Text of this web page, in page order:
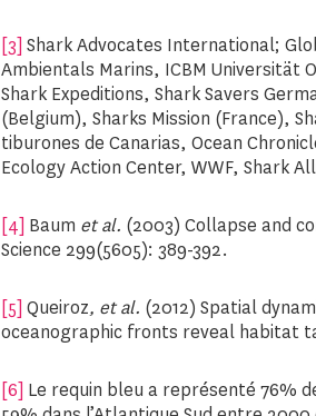
[3] Shark Advocates International;
Ambientals Marins, ICBM Universität
Shark Expeditions, Shark Savers
(Belgium), Sharks Mission (France),
tiburones de Canarias, Ocean
Ecology Action Center, WWF, Shark
[4] Baum et al. (2003) Collapse and
Science 299(5605): 389-392.
[5] Queiroz, et al. (2012) Spatial
oceanographic fronts reveal habitat
[6] Le requin bleu a représenté 76%